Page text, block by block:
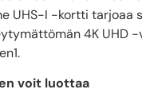
UHS-I -kortti tarjoaa
4K UHD
voit luottaa